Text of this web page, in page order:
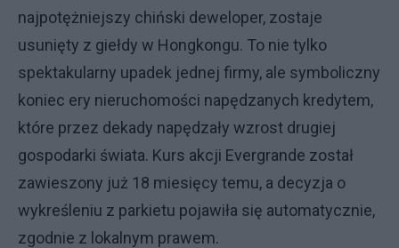
najpotężniejszy chiński deweloper, zostaje
usunięty z giełdy w Hongkongu. To nie tylko
spektakularny upadek jednej firmy, ale symboliczny
koniec ery nieruchomości napędzanych kredytem,
które przez dekady napędzały wzrost drugiej
gospodarki świata. Kurs akcji Evergrande został
zawieszony już 18 miesięcy temu, a decyzja o
wykreśleniu z parkietu pojawiła się automatycznie,
zgodnie z lokalnym prawem.